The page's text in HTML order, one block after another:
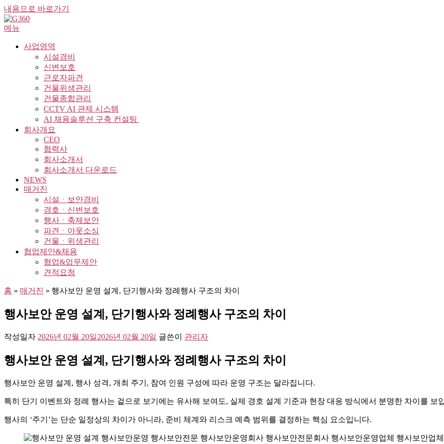
내용으로 바로가기
메뉴
사업영역
시설경비
신변보호
근로자파견
건물위생관리
건물종합관리
CCTV AI 관제 시스템
AI 채용솔루션 구축 컨설팅 ​
회사개요
CEO
협력사
회사소개서
회사소개서 다운로드
NEWS
매거진
시설ㆍ보안경비
경호ㆍ신변보호
행사ㆍ축제보안
파견ㆍ아웃소싱
건물ㆍ위생관리
협업제안&채용
협업&업무제안
견적요청
홈 » 매거진 » 행사보안 운영 설계, 단기행사와 정례행사 구조의 차이
행사보안 운영 설계, 단기행사와 정례행사 구조의 차이
작성일자 2026년 02월 20일2026년 02월 20일 글쓴이 관리자
행사보안 운영 설계, 단기행사와 정례행사 구조의 차이
행사보안 운영 설계, 행사 성격, 개최 주기, 참여 인원 구성에 따라 운영 구조는 달라집니다.
특히 단기 이벤트와 정례 행사는 겉으로 보기에는 유사해 보여도, 실제 경호 설계 기준과 현장 대응 방식에서 분명한 차이를 보
행사의 ‘주기’는 단순 일정상의 차이가 아니라, 준비 체계와 리스크 예측 범위를 결정하는 핵심 요소입니다.